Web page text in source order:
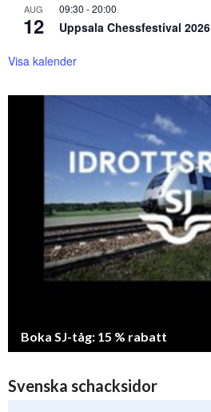
AUG
12
09:30 -20:00
Uppsala Chessfestival 2026
Visa kalender
Boka SJ-tåg: 15 % rabatt
Svenska schacksidor